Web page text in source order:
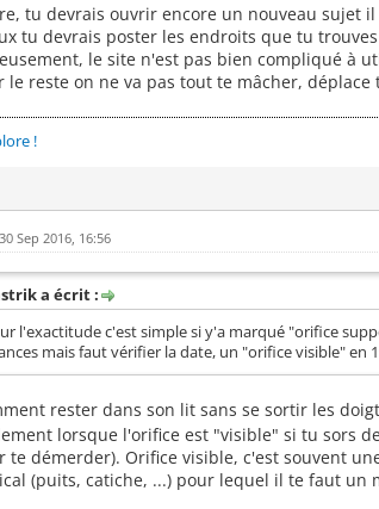
tu devrais ouvrir encore un nouveau sujet il
tu devrais poster les endroits que tu
le site n'est pas bien compliqué à
le reste on ne va pas tout te mâcher,
!
Sep 2016, 16:56
a écrit :
l'exactitude c'est simple si y'a marqué "orifice
mais faut vérifier la date, un "orifice visible" en
rester dans son lit sans se sortir les
lorsque l'orifice est "visible" si tu sors
te démerder). Orifice visible, c'est souvent
(puits, catiche, ...) pour lequel il te faut un